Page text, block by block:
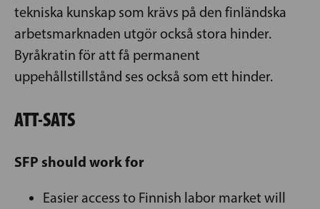
tekniska kunskap som krävs på den finländska
arbetsmarknaden utgör också stora hinder.
Byråkratin för att få permanent
uppehållstillstånd ses också som ett hinder.
ATT-SATS
SFP should work for
Easier access to Finnish labor market will